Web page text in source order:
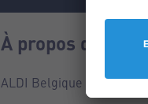
À propos de nous
ALDI Belgique